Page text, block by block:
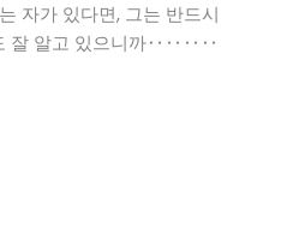
자가 있다면, 그는 반드시
잘 알고 있으니까‥‥‥‥